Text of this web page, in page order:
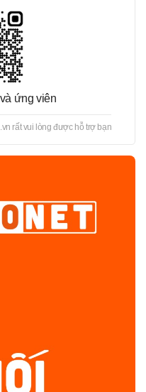
ứng viên
rất vui lòng được hỗ trợ bạn